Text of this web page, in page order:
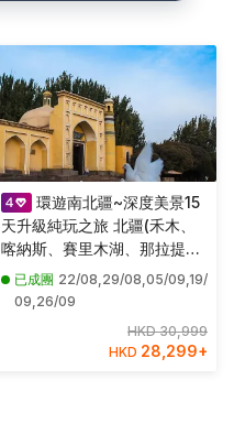
環遊南北疆~深度美景15
天升級純玩之旅 北疆(禾木、
喀納斯、賽里木湖、那拉提草
原、天山花海、五彩灘)、南疆
(溫宿大峽谷、紅海胡楊林公
城、卡拉庫里湖、盤龍古道)
已成團 22/08,29/08,05/09,19/
09,26/09
HKD 30,999
HKD 28,299+